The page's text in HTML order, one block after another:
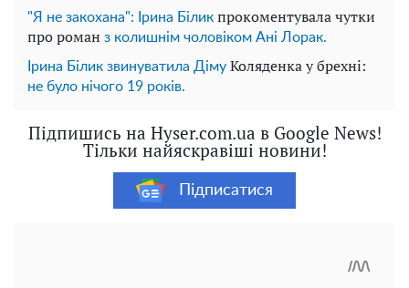
"Я не закохана": Ірина Білик прокоментувала чутки
про роман з колишнім чоловіком Ані Лорак.
Ірина Білик звинуватила Діму Коляденка у брехні:
не було нічого 19 років.
Підпишись на Hyser.com.ua в Google News!
Тільки найяскравіші новини!
Підписатися